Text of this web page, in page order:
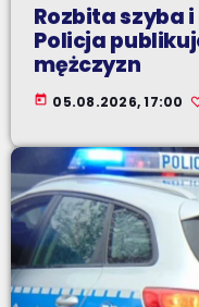
Rozbita szyba
Policja
mężczyzn
today 05.08.2026, 17:00